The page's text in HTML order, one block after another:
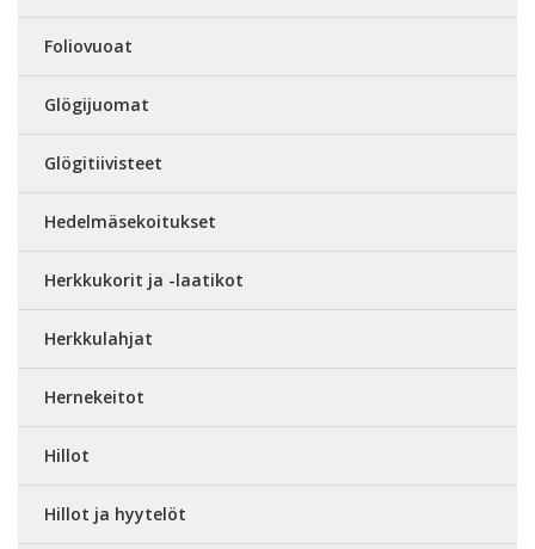
Foliovuoat
Glögijuomat
Glögitiivisteet
Hedelmäsekoitukset
Herkkukorit ja -laatikot
Herkkulahjat
Hernekeitot
Hillot
Hillot ja hyytelöt